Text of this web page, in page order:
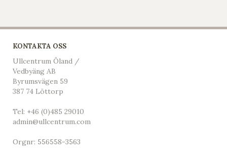
KONTAKTA OSS
Ullcentrum Öland /
Vedbyäng AB
Byrumsvägen 59
387 74 Löttorp
Tel: +46 (0)485 29010
admin@ullcentrum.com
Orgnr: 556558-3563